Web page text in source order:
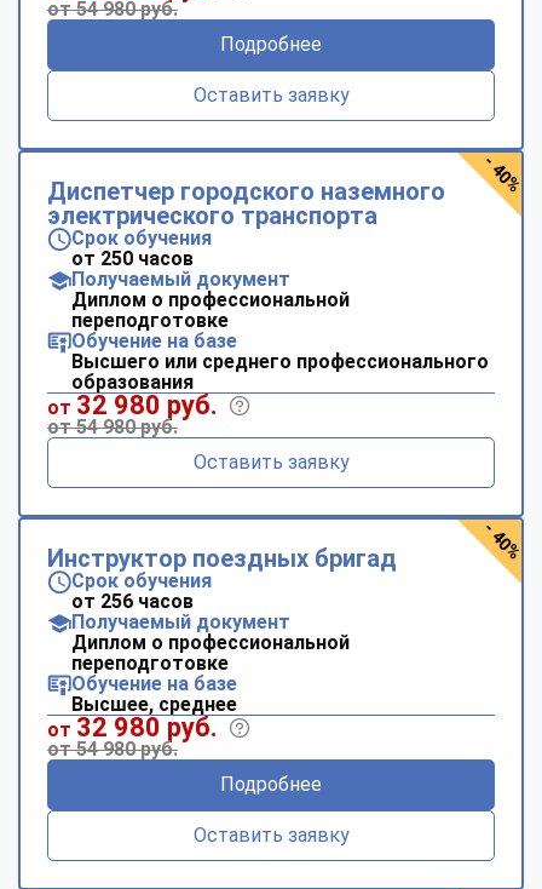
от 54 980 руб.
Подробнее
Оставить заявку
Диспетчер городского наземного
электрического транспорта
Срок обучения
от 250 часов
Получаемый документ
Диплом о профессиональной
переподготовке
Обучение на базе
Высшего или среднего профессионального
образования
от 32 980 руб.
от 54 980 руб.
Оставить заявку
- 40%
Инструктор поездных бригад
Срок обучения
от 256 часов
Получаемый документ
Диплом о профессиональной
переподготовке
Обучение на базе
Высшее, среднее
от 32 980 руб.
от 54 980 руб.
Подробнее
Оставить заявку
- 40%